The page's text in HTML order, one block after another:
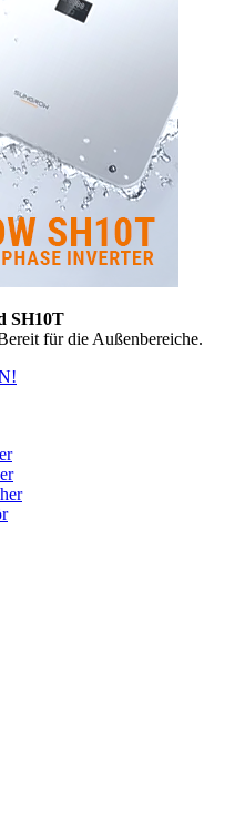
SH10T
für die Außenbereiche.